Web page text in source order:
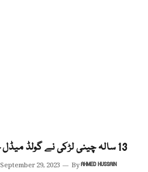
13 سالہ چینی لڑکی نے گولڈ میڈل جیت کر تاریخ رقم کر دی
September 29, 2023 ByAHMED HUSSAIN